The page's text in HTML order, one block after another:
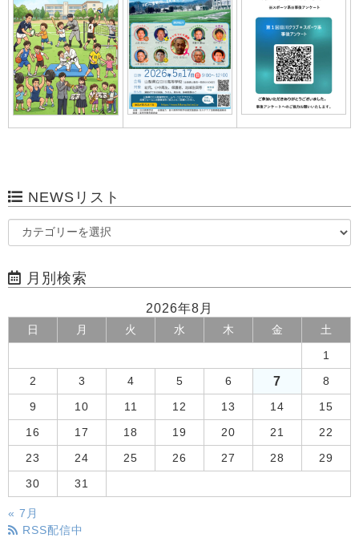
NEWSリスト
月別検索
2026年8月
日 月 火 水 木 金 土
1
2 3 4 5 6 7 8
9 10 11 12 13 14 15
16 17 18 19 20 21 22
23 24 25 26 27 28 29
30 31
« 7月
RSS配信中